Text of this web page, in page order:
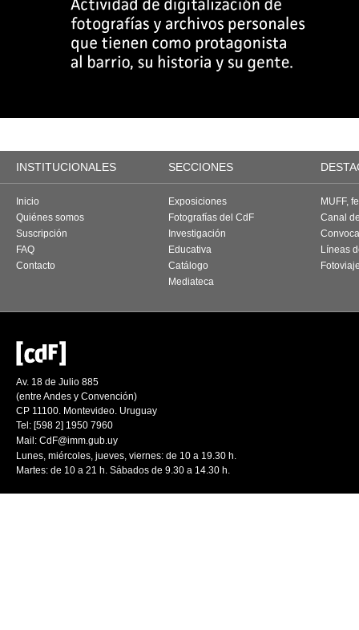
INSTITUCIONALES SECCIONES
Inicio
Quiénes somos
Suscripción
FAQ
Contacto
Exposiciones
Fotografías del CdF
Investigación
Educativa
Catálogo
Mediateca
MUFF,
Canal
Líneas
Av. 18 de Julio 885
(entre Andes y Convención)
CP 11100. Montevideo. Uruguay
Tel: [598 2] 1950 7960
Mail: CdF@imm.gub.uy
Lunes, miércoles, jueves, viernes: de 10 a 19.30 h.
Martes: de 10 a 21 h. Sábados de 9.30 a 14.30 h.